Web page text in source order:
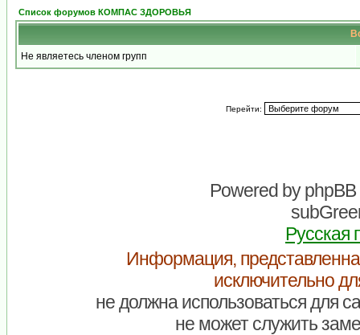
Список форумов КОМПАС ЗДОРОВЬЯ
Не являетесь членом групп
Перейти:
Powered byphpBB
Русская
Информация,
исключительно
не должна использоваться для
не может служить